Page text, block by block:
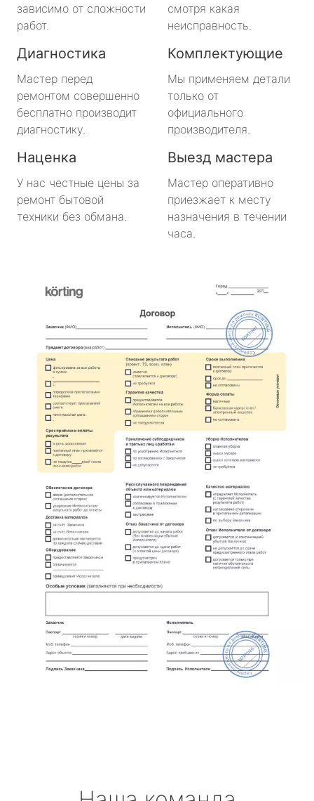
зависимо от сложности
работ.
смотря какая
неисправность.
Диагностика
Мастер перед
ремонтом совершенно
бесплатно производит
диагностику.
Комплектующие
Мы применяем детали
только от
официального
производителя.
Наценка
У нас честные цены за
ремонт бытовой
техники без обмана.
Выезд мастера
Мастер оперативно
приезжает к месту
назначения в течении
часа.